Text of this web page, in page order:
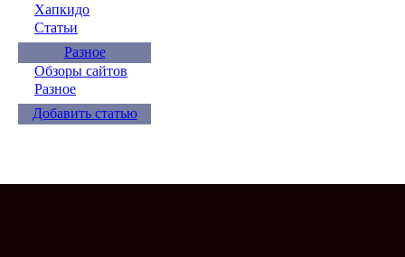
Хапкидо
Статьи
Разное
Обзоры сайтов
Разное
Добавить статью